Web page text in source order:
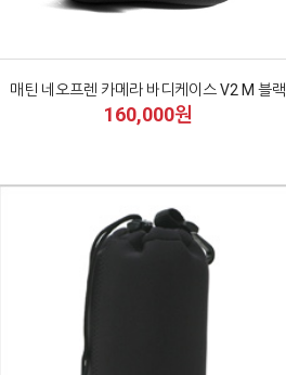
매틴 네오프렌 카메라 바디케이스 V2 M 블랙
160,000원